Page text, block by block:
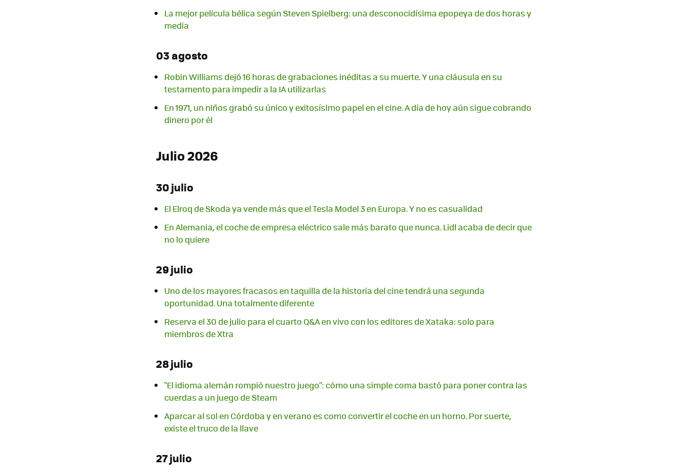
La mejor película bélica según Steven Spielberg: una desconocidísima epopeya de dos horas y
media
03 agosto
Robin Williams dejó 16 horas de grabaciones inéditas a su muerte. Y una cláusula en su
testamento para impedir a la IA utilizarlas
En 1971, un niños grabó su único y exitosísimo papel en el cine. A día de hoy aún sigue cobrando
dinero por él
Julio 2026
30 julio
El Elroq de Skoda ya vende más que el Tesla Model 3 en Europa. Y no es casualidad
En Alemania, el coche de empresa eléctrico sale más barato que nunca. Lidl acaba de decir que
no lo quiere
29 julio
Uno de los mayores fracasos en taquilla de la historia del cine tendrá una segunda
oportunidad. Una totalmente diferente
Reserva el 30 de julio para el cuarto Q&A en vivo con los editores de Xataka: solo para
miembros de Xtra
28 julio
"El idioma alemán rompió nuestro juego": cómo una simple coma bastó para poner contra las
cuerdas a un juego de Steam
Aparcar al sol en Córdoba y en verano es como convertir el coche en un horno. Por suerte,
existe el truco de la llave
27 julio